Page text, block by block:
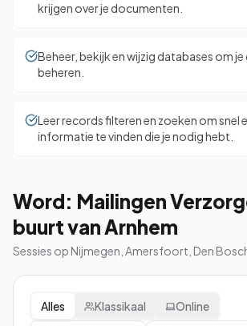
krijgen over je documenten.
Beheer, bekijk en wijzig databases om
beheren.
Leer records filteren en zoeken om snel
informatie te vinden die je nodig hebt.
Word: Mailingen
buurt van Arnhem
Sessies op Nijmegen, Amersfoort, Den
Alles Klassikaal Online